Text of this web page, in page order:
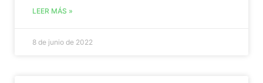
LEER MÁS »
8 de junio de 2022